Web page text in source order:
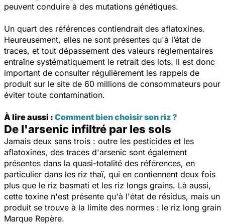
peuvent conduire à des mutations génétiques.
Un quart des références contiendrait des aflatoxines.
Heureusement, elles ne sont présentes qu'à l’état de
traces, et tout dépassement des valeurs réglementaires
entraîne systématiquement le retrait des lots. Il est donc
important de consulter régulièrement les rappels de
produit sur le site de 60 millions de consommateurs pour
éviter toute contamination.
À lire aussi : Comment bien choisir son riz ?
De l'arsenic infiltré par les sols
Jamais deux sans trois : outre les pesticides et les
aflatoxines, des traces d'arsenic sont également
présentes dans la quasi-totalité des références, en
particulier dans les riz thaï, qui en contiennent deux fois
plus que le riz basmati et les riz longs grains. Là aussi,
cette toxine n'est présente qu'à l'état de résidus, mais un
produit se trouve à la limite des normes : le riz long grain
Marque Repère.